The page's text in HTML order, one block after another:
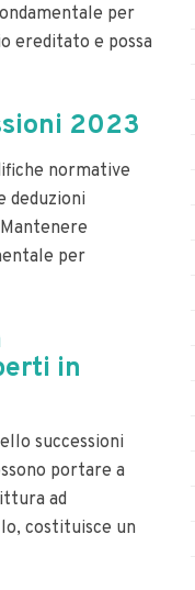
per
ereditato e possa
2023
normative
deduzioni
per
in
successioni
portare a
ad
costituisce un